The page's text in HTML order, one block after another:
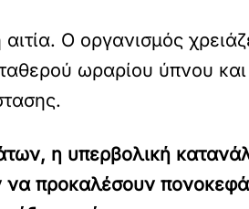
Ο οργανισμός
ωραρίου ύπνου
η υπερβολική
προκαλέσουν